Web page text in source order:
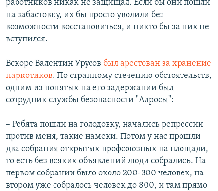
работников никак не защищал. Если бы они пошли
на забастовку, их бы просто уволили без
возможности восстановиться, и никто бы за них не
вступился.
Вскоре Валентин Урусов был арестован за хранение
наркотиков. По странному стечению обстоятельств,
одним из понятых на его задержании был
сотрудник службы безопасности "Алросы":
– Ребята пошли на голодовку, начались репрессии
против меня, такие намеки. Потом у нас прошли
два собрания открытых профсоюзных на площади,
то есть без всяких объявлений люди собрались. На
первом собрании было около 200-300 человек, на
втором уже собралось человек до 800, и там прямо